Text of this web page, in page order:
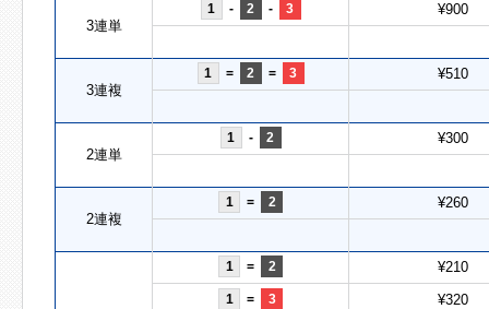
3連単
1 - 2 - 3 ¥900
3連複
1 = 2 = 3 ¥510
2連単
1 - 2 ¥300
2連複
1 = 2 ¥260
1 = 2 ¥210
1 = 3 ¥320